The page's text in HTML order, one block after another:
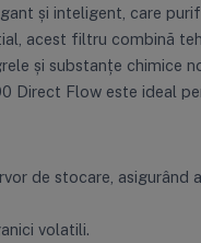
și inteligent, care
acest filtru combină
și substanțe chimice
Direct Flow este ideal
de stocare, asigurând
volatili.